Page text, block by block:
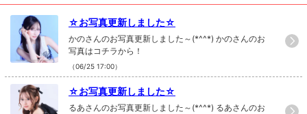
☆お写真更新しました☆
かのさんのお写真更新しました～(*^^*) かのさんのお
写真はコチラから！
（06/25 17:00）
☆お写真更新しました☆
るあさんのお写真更新しました～(*^^*) るあさんのお